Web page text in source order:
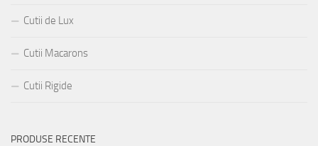
Cutii de Lux
Cutii Macarons
Cutii Rigide
PRODUSE RECENTE